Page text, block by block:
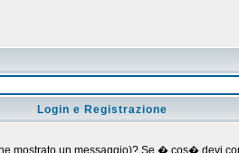
Login e Registrazione
mostrato un messaggio)? Se � cos� devi